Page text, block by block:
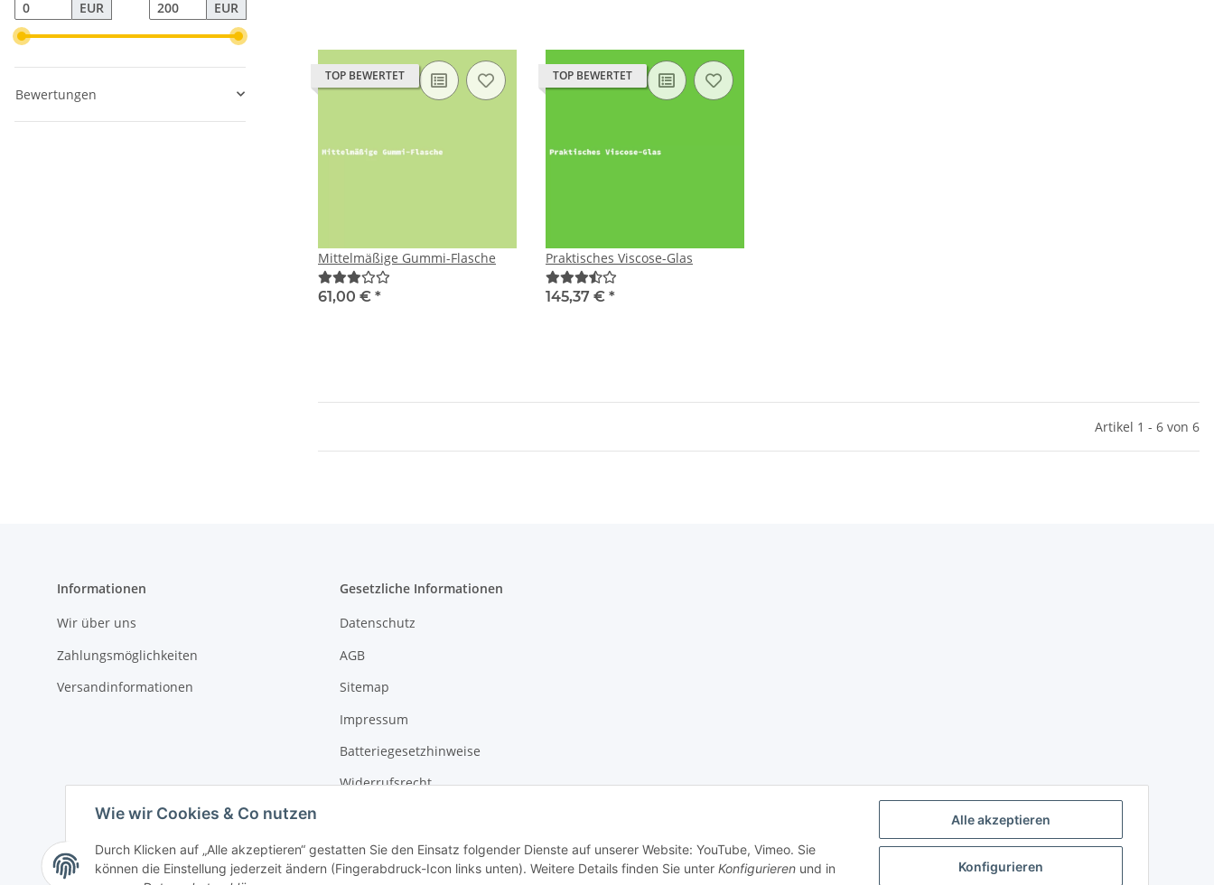
Alle akzeptieren
Konfigurieren
Wie wir Cookies & Co nutzen
Durch Klicken auf „Alle akzeptieren“ gestatten Sie den Einsatz folgender Dienste auf unserer Website: YouTube, Vimeo. Sie
können die Einstellung jederzeit ändern (Fingerabdruck-Icon links unten). Weitere Details finden Sie unter Konfigurieren und in
TOP BEWERTET
Mittelmäßige Gummi-Flasche
61,00 € *
TOP BEWERTET
Praktisches Viscose-Glas
145,37 € *
Artikel 1 - 6 von 6
EUR
EUR
Bewertungen
Informationen
Wir über uns
Zahlungsmöglichkeiten
Versandinformationen
Gesetzliche Informationen
Datenschutz
AGB
Sitemap
Impressum
Batteriegesetzhinweise
Widerrufsrecht